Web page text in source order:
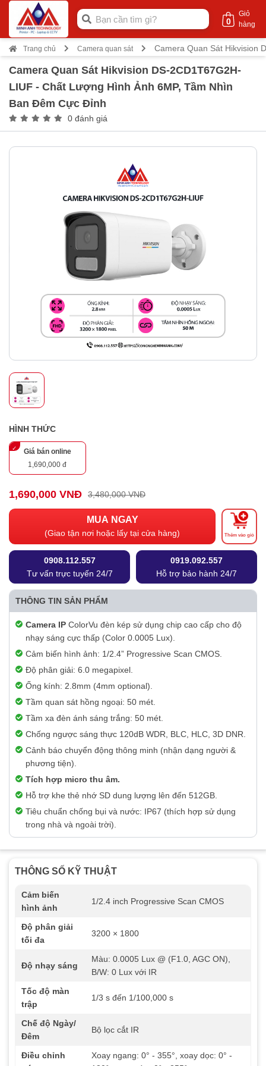
Giỏ
hàng
0
Trang chủ Camera quan sát Camera Quan Sát Hikvision
Camera Quan Sát Hikvision DS-2CD1T67G2H-
LIUF - Chất Lượng Hình Ảnh 6MP, Tầm Nhìn
Ban Đêm Cực Đỉnh
0 đánh giá
HÌNH THỨC
Giá bán online
1,690,000 đ
1,690,000 VNĐ 3,480,000 VNĐ
MUA NGAY
(Giao tận nơi hoặc lấy tại cửa hàng) Thêm vào giỏ
0908.112.557
Tư vấn trực tuyến 24/7
0919.092.557
Hỗ trợ bảo hành 24/7
THÔNG TIN SẢN PHẨM
Camera IP ColorVu đèn kép sử dụng chip cao cấp cho độ
nhạy sáng cực thấp (Color 0.0005 Lux).
Cảm biến hình ảnh: 1/2.4” Progressive Scan CMOS.
Độ phân giải: 6.0 megapixel.
Ống kính: 2.8mm (4mm optional).
Tầm quan sát hồng ngoại: 50 mét.
Tầm xa đèn ánh sáng trắng: 50 mét.
Chống ngược sáng thực 120dB WDR, BLC, HLC, 3D DNR.
Cảnh báo chuyển động thông minh (nhận dạng người &
phương tiện).
Tích hợp micro thu âm.
Hỗ trợ khe thẻ nhớ SD dung lượng lên đến 512GB.
Tiêu chuẩn chống bụi và nước: IP67 (thích hợp sử dụng
trong nhà và ngoài trời).
THÔNG SỐ KỸ THUẬT
Cảm biến
hình ảnh
1/2.4 inch Progressive Scan CMOS
Độ phân giải
tối đa
3200 × 1800
Độ nhạy sáng
Màu: 0.0005 Lux @ (F1.0, AGC ON),
B/W: 0 Lux với IR
Tốc độ màn
trập
1/3 s đến 1/100,000 s
Chế độ Ngày/
Đêm
Bộ lọc cắt IR
Điều chỉnh
Xoay ngang: 0° - 355°, xoay dọc: 0° -